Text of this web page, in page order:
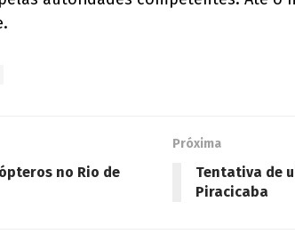
no Rio de
Próxima
Tentativa de
Piracicaba